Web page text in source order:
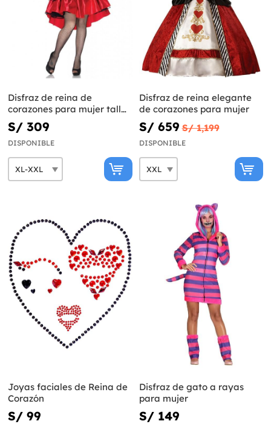
Disfraz de reina de
corazones para mujer talla
grande
S/ 309
DISPONIBLE
Disfraz de reina elegante
de corazones para mujer
S/ 659 S/ 1,199
DISPONIBLE
Joyas faciales de Reina de
Corazón
S/ 99
Disfraz de gato a rayas
para mujer
S/ 149